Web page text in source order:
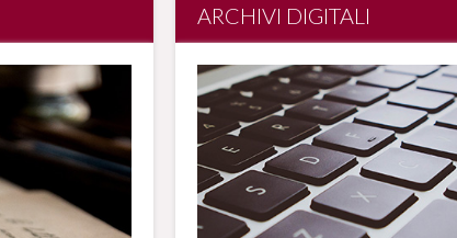
ARCHIVI DIGITALI